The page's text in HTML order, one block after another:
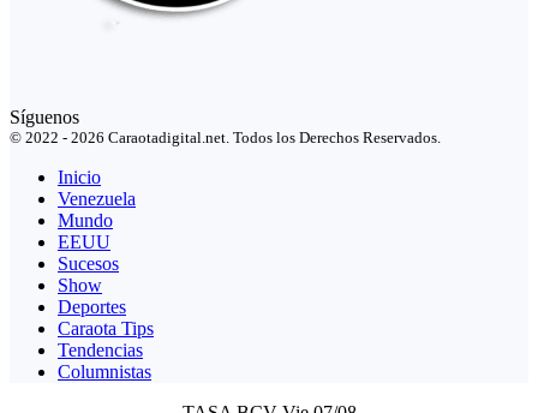
Síguenos
© 2022 - 2026 Caraotadigital.net. Todos los Derechos Reservados.
Inicio
Venezuela
Mundo
EEUU
Sucesos
Show
Deportes
Caraota Tips
Tendencias
Columnistas